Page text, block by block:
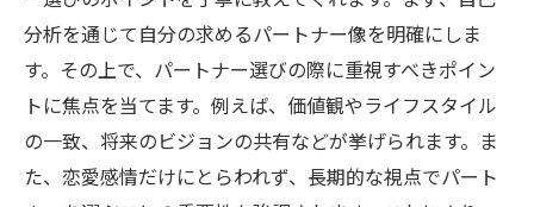
講習で学ぶ効率的な時間の使い方
忙しい人でも実践可能な婚活法
講習が教える効果的なコミュニケーション
術
最適なパートナー探しの戦略
分析を通じて自分の求めるパートナー像を明確にしま
す。その上で、パートナー選びの際に重視すべきポイン
トに焦点を当てます。例えば、価値観やライフスタイル
の一致、将来のビジョンの共有などが挙げられます。ま
た、恋愛感情だけにとらわれず、長期的な視点でパート